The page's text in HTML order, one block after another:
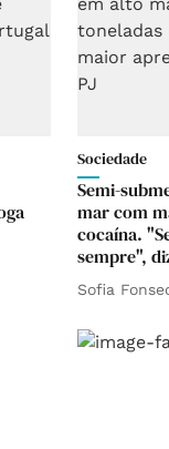
Sociedade
Semi-
mar com
cocaína.
sempre",
Sofia